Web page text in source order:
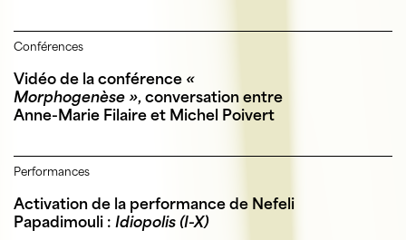
Conférences
Vidéo de la conférence «
Morphogenèse », conversation entre
Anne-Marie Filaire et Michel Poivert
Performances
Activation de la performance de Nefeli
Papadimouli : Idiopolis (I-X)